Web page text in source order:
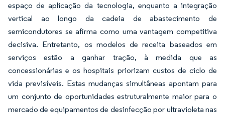
espaço de aplicação da tecnologia, enquanto a integração
vertical ao longo da cadeia de abastecimento de
semicondutores se afirma como uma vantagem competitiva
decisiva. Entretanto, os modelos de receita baseados em
serviços estão a ganhar tração, à medida que as
concessionárias e os hospitais priorizam custos de ciclo de
vida previsíveis. Estas mudanças simultâneas apontam para
um conjunto de oportunidades estruturalmente maior para o
mercado de equipamentos de desinfecção por ultravioleta nas